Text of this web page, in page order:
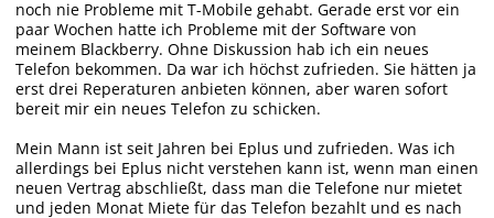
noch nie Probleme mit T-Mobile gehabt. Gerade erst vor ein
paar Wochen hatte ich Probleme mit der Software von
meinem Blackberry. Ohne Diskussion hab ich ein neues
Telefon bekommen. Da war ich höchst zufrieden. Sie hätten ja
erst drei Reperaturen anbieten können, aber waren sofort
bereit mir ein neues Telefon zu schicken.
Mein Mann ist seit Jahren bei Eplus und zufrieden. Was ich
allerdings bei Eplus nicht verstehen kann ist, wenn man einen
neuen Vertrag abschließt, dass man die Telefone nur mietet
und jeden Monat Miete für das Telefon bezahlt und es nach